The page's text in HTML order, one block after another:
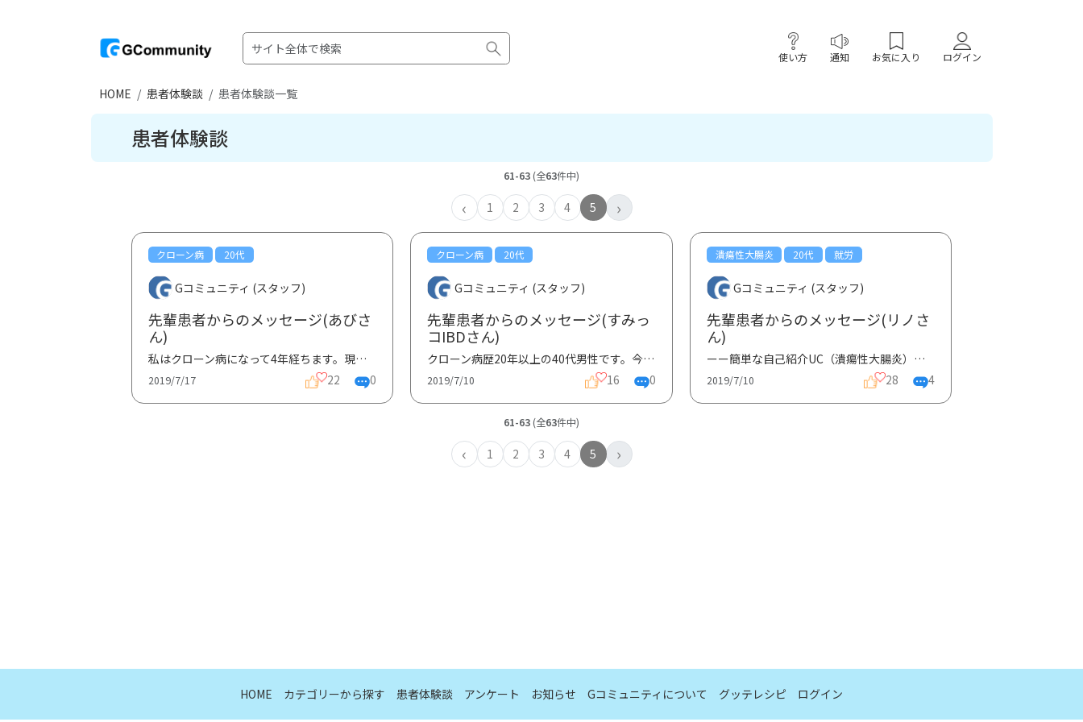
使い方 通知 お気に入り ログイン
HOME 患者体験談 患者体験談一覧
患者体験談
61-63 (全63件中)
‹ 1 2 3 4 5 ›
クローン病 20代
Gコミュニティ (スタッフ)
先輩患者からのメッセージ(あびさ
ん)
私はクローン病になって4年経ちます。現在は結婚して埼玉県で猫カフェを営んでおります。発病したのは開...
2019/7/17 22 0
クローン病 20代
Gコミュニティ (スタッフ)
先輩患者からのメッセージ(すみっ
コIBDさん)
クローン病歴20年以上の40代男性です。今まで経験してきた悩み、不安事を踏まえIBDと診断された方々へメ...
2019/7/10 16 0
潰瘍性大腸炎 20代 就労
Gコミュニティ (スタッフ)
先輩患者からのメッセージ(リノさ
ん)
ーー簡単な自己紹介UC（潰瘍性大腸炎）と診断されて、もうすぐ２年のリノです。本、ネット、患者会など...
2019/7/10 28 4
61-63 (全63件中)
‹ 1 2 3 4 5 ›
HOME カテゴリーから探す 患者体験談 アンケート お知らせ Gコミュニティについて グッテレシピ ログイン